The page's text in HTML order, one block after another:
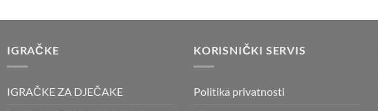
was:
is:
IGRAČKE
IGRAČKE ZA DJEČAKE
KORISNIČKI SERVIS
Politika privatnosti